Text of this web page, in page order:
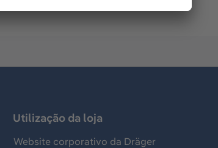
Utilização da loja
Website corporativo da Dräger